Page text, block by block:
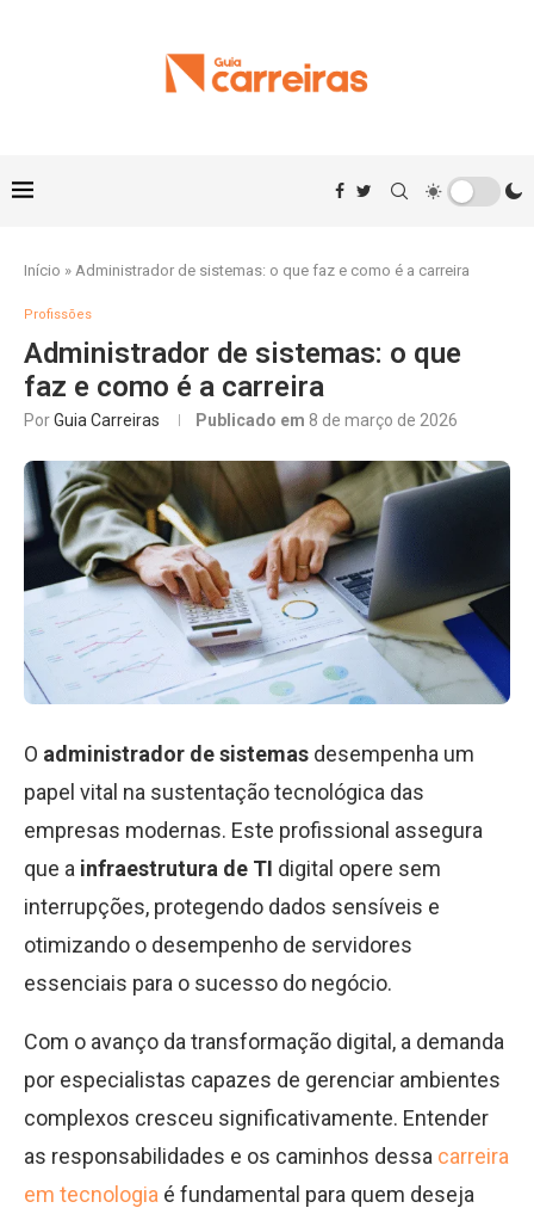
Início » Administrador de sistemas: o que faz e como é a carreira
Profissões
Administrador de sistemas: o que
faz e como é a carreira
PorGuia Carreiras Publicado em 8 de março de 2026
O administrador de sistemas desempenha um
papel vital na sustentação tecnológica das
empresas modernas. Este profissional assegura
que a infraestrutura de TI digital opere sem
interrupções, protegendo dados sensíveis e
otimizando o desempenho de servidores
essenciais para o sucesso do negócio.
Com o avanço da transformação digital, a demanda
por especialistas capazes de gerenciar ambientes
complexos cresceu significativamente. Entender
as responsabilidades e os caminhos dessa carreira
em tecnologia é fundamental para quem deseja